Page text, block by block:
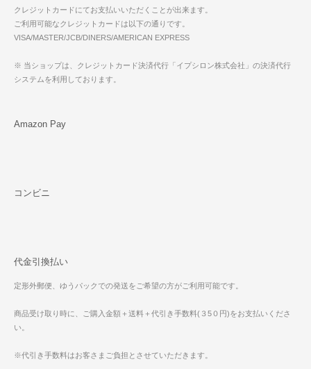
クレジットカードにてお支払いいただくことが出来ます。
ご利用可能なクレジットカードは以下の通りです。
VISA/MASTER/JCB/DINERS/AMERICAN EXPRESS
※ 当ショップは、クレジットカード決済代行「イプシロン株式会社」の決済代行
システムを利用しております。
Amazon Pay
コンビニ
代金引換払い
定形外郵便、ゆうパックでの発送をご希望の方がご利用可能です。
商品受け取り時に、ご購入金額＋送料＋代引き手数料(３5０円)をお支払いくださ
い。
※代引き手数料はお客さまご負担とさせていただきます。